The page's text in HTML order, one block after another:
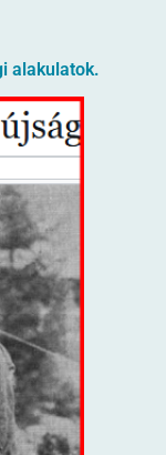
alakulatok.